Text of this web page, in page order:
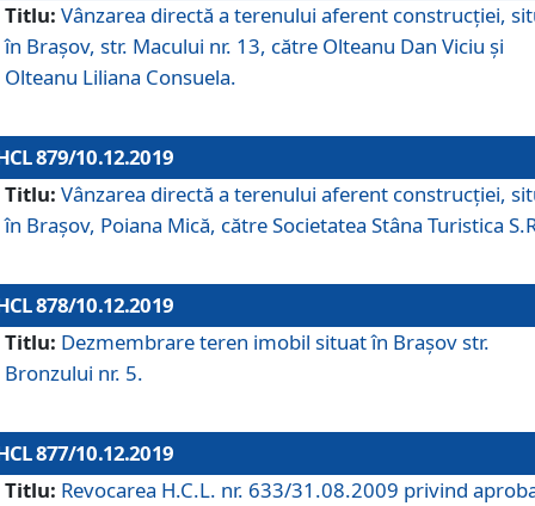
Titlu: Vânzarea directă a terenului aferent construcției,
în Brașov, str. Macului nr. 13, către Olteanu Dan Viciu și
Olteanu Liliana Consuela.
879/10.12.2019
Titlu: Vânzarea directă a terenului aferent construcției,
în Brașov, Poiana Mică, către Societatea Stâna Turistica
878/10.12.2019
Titlu: Dezmembrare teren imobil situat în Brașov str.
Bronzului nr. 5.
877/10.12.2019
Titlu: Revocarea H.C.L. nr. 633/31.08.2009 privind